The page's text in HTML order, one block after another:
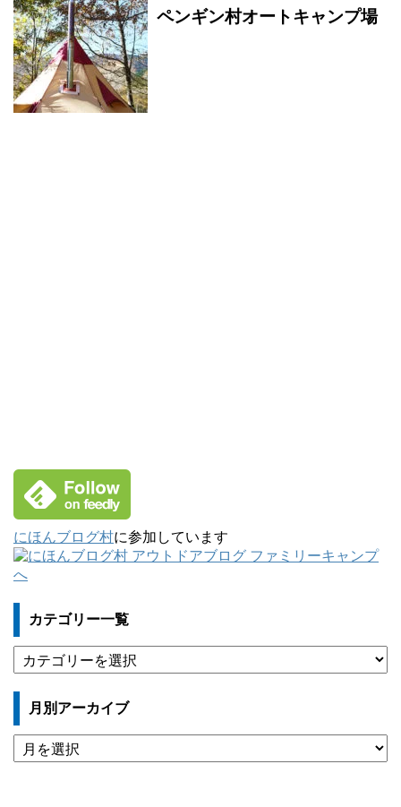
ペンギン村オートキャンプ場
にほんブログ村に参加しています
カテゴリー一覧
テ
ゴ
ー
一
覧
月別アーカイブ
月
別